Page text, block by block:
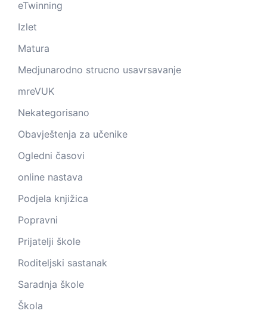
eTwinning
Izlet
Matura
Medjunarodno strucno usavrsavanje
mreVUK
Nekategorisano
Obavještenja za učenike
Ogledni časovi
online nastava
Podjela knjižica
Popravni
Prijatelji škole
Roditeljski sastanak
Saradnja škole
Škola